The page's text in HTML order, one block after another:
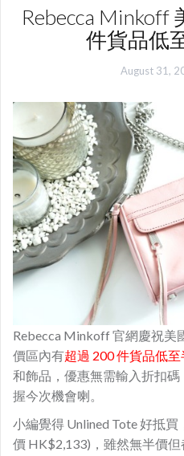
Rebecca Minkoff
件貨品低
August 31,
Rebecca Minkoff 官網慶祝美
價區內有超過 200 件貨品低
和飾品，優惠無需輸入折扣
握今次機會喇。
小編覺得 Unlined Tote 好抵
價 HK$2,133)，雖然無半價